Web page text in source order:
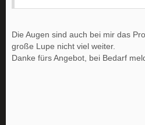
Die Augen sind auch bei mir das
große Lupe nicht viel weiter.
Danke fürs Angebot, bei Bedarf